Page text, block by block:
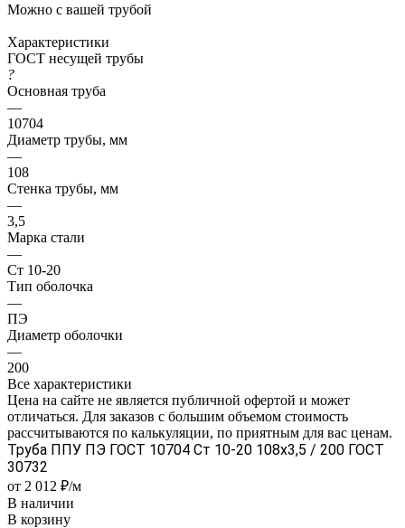
Можно с вашей трубой
Характеристики
ГОСТ несущей трубы
?
Основная труба
—
10704
Диаметр трубы, мм
—
108
Стенка трубы, мм
—
3,5
Марка стали
—
Ст 10-20
Тип оболочка
—
ПЭ
Диаметр оболочки
—
200
Все характеристики
Цена на сайте не является публичной офертой и может
отличаться. Для заказов с большим объемом стоимость
рассчитываются по калькуляции, по приятным для вас ценам.
Труба ППУ ПЭ ГОСТ 10704 Ст 10-20 108x3,5 / 200 ГОСТ
30732
от 2 012 ₽/м
В наличии
В корзину